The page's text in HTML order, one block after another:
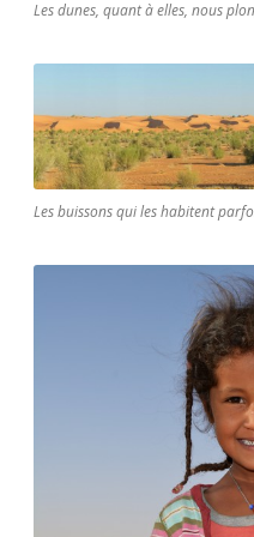
Les dunes, quant à elles, nous
Les buissons qui les habitent